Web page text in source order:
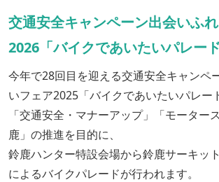
交通安全キャンペーン出会いふ
2026「バイクであいたいパレー
今年で28回目を迎える交通安全キャンペ
いフェア2025「バイクであいたいパレー
「交通安全・マナーアップ」「モーター
鹿」の推進を目的に、
鈴鹿ハンター特設会場から鈴鹿サーキッ
によるバイクパレードが行われます。